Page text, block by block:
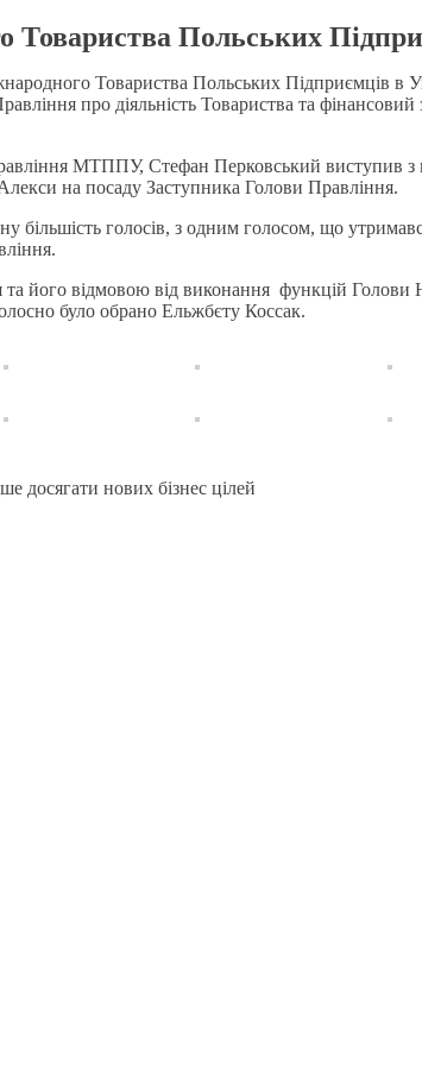
Товариства Польських
Товариства Польських Підприємців
про діяльність Товариства та
МТППУ, Стефан Перковський виступив
на посаду Заступника Голови Правління.
більшість голосів, з одним голосом, що
відмовою від виконання функцій Голови
було обрано Ельжбєту Коссак.
досягати нових бізнес цілей